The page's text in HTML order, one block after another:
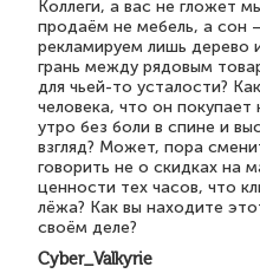
Коллеги, а вас не гложет
продаём не мебель, а сон
рекламируем лишь дерево
грань между рядовым
для чьей-то усталости?
человека, что он покупает
утро без боли в спине и
взгляд? Может, пора
говорить не о скидках на
ценности тех часов, что
лёжа? Как вы находите
своём деле?
Cyber_Valkyrie